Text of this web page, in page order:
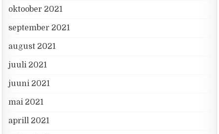
oktoober 2021
september 2021
august 2021
juuli 2021
juuni 2021
mai 2021
aprill 2021